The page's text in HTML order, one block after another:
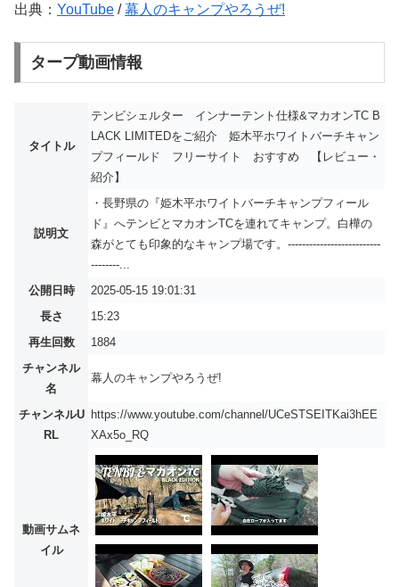
出典： YouTube /幕人のキャンプやろうぜ!
タープ動画情報
タイトル
テンビシェルター インナーテント仕様&マカオンTC B
LACK LIMITEDをご紹介 姫木平ホワイトバーチキャン
プフィールド フリーサイト おすすめ 【レビュー・
紹介】
説明文
・長野県の『姫木平ホワイトバーチキャンプフィール
ド』へテンビとマカオンTCを連れてキャンプ。白樺の
森がとても印象的なキャンプ場です。--------------------------
--------...
公開日時
2025-05-15 19:01:31
長さ
15:23
再生回数
1884
チャンネル
名
幕人のキャンプやろうぜ!
チャンネルU
RL
https://www.youtube.com/channel/UCeSTSEITKai3hEE
XAx5o_RQ
動画サムネ
イル